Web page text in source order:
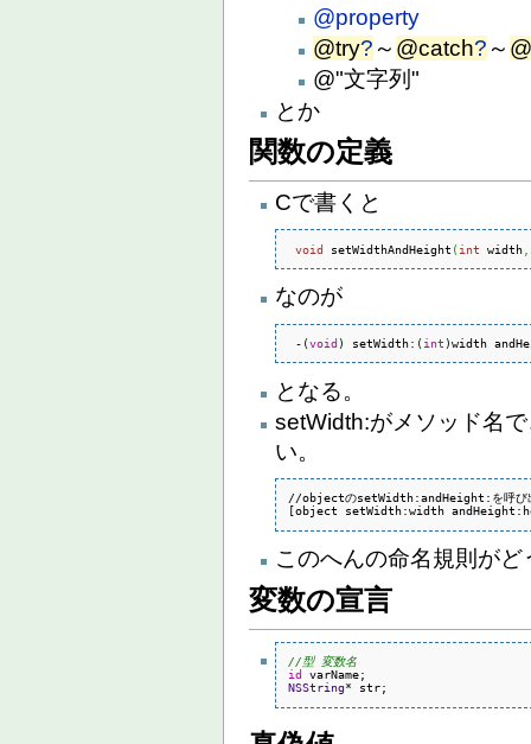
@property
@try? ～ @catch? ～
@"文字列"
とか
関数の定義
Cで書くと
void setWidthAndHeight (int width
なのが
- (void ) setWidth: (int )width
となる。
setWidth:がメソッド名
い。
//objectのsetWidth:andHeight:を呼び
[object setWidth:width
このへんの命名規則が
変数の宣言
//型 変数名
id
NSString* str;